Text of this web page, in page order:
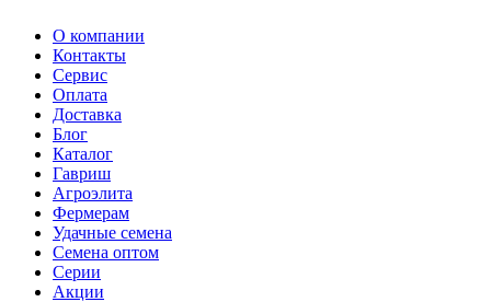
О компании
Контакты
Сервис
Оплата
Доставка
Блог
Каталог
Гавриш
Агроэлита
Фермерам
Удачные семена
Семена оптом
Серии
Акции